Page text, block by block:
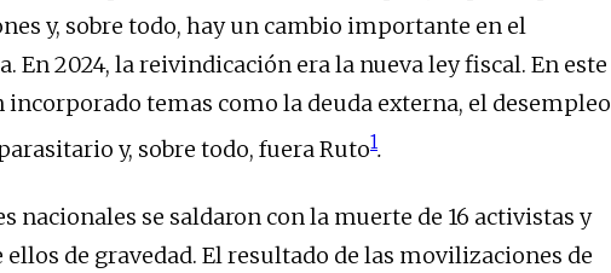
y, sobre todo, hay un cambio importante en el
En 2024, la reivindicación era la nueva ley fiscal. En este
incorporado temas como la deuda externa, el desempleo
y, sobre todo, fuera Ruto1.
nacionales se saldaron con la muerte de 16 activistas y
ellos de gravedad. El resultado de las movilizaciones de